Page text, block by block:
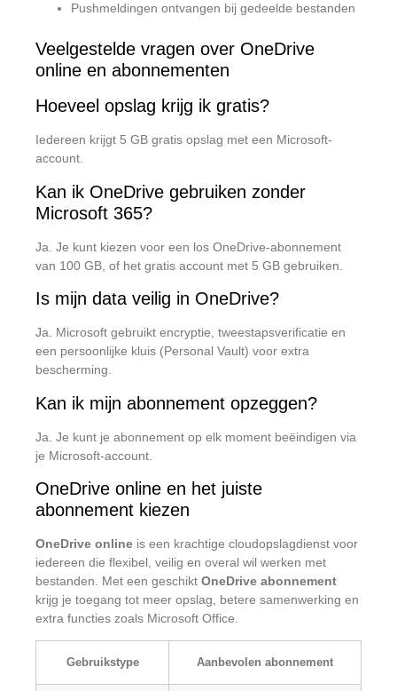
Pushmeldingen ontvangen bij gedeelde bestanden
Veelgestelde vragen over OneDrive
online en abonnementen
Hoeveel opslag krijg ik gratis?
Iedereen krijgt 5 GB gratis opslag met een Microsoft-
account.
Kan ik OneDrive gebruiken zonder
Microsoft 365?
Ja. Je kunt kiezen voor een los OneDrive-abonnement
van 100 GB, of het gratis account met 5 GB gebruiken.
Is mijn data veilig in OneDrive?
Ja. Microsoft gebruikt encryptie, tweestapsverificatie en
een persoonlijke kluis (Personal Vault) voor extra
bescherming.
Kan ik mijn abonnement opzeggen?
Ja. Je kunt je abonnement op elk moment beëindigen via
je Microsoft-account.
OneDrive online en het juiste
abonnement kiezen
OneDrive online is een krachtige cloudopslagdienst voor
iedereen die flexibel, veilig en overal wil werken met
bestanden. Met een geschikt OneDrive abonnement
krijg je toegang tot meer opslag, betere samenwerking en
extra functies zoals Microsoft Office.
Gebruikstype Aanbevolen abonnement